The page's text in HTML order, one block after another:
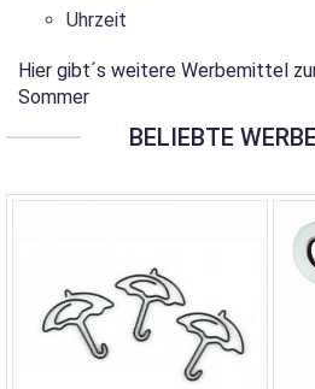
Uhrzeit
Hier gibt´s weitere Werbemittel
Sommer
BELIEBTE